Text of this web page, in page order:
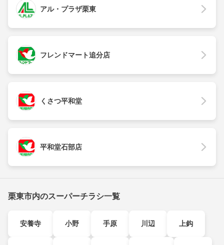
アル・プラザ栗東
フレンドマート追分店
くさつ平和堂
平和堂石部店
栗東市内のスーパーチラシ一覧
安養寺 小野 手原 川辺 上鈎